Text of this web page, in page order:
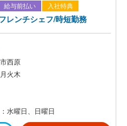
給与前払い
入社特典
レンチシェフ/時短勤務
西原
火木
水曜日、日曜日